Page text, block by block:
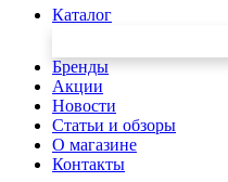
Каталог
Бренды
Акции
Новости
Статьи и обзоры
О магазине
Контакты